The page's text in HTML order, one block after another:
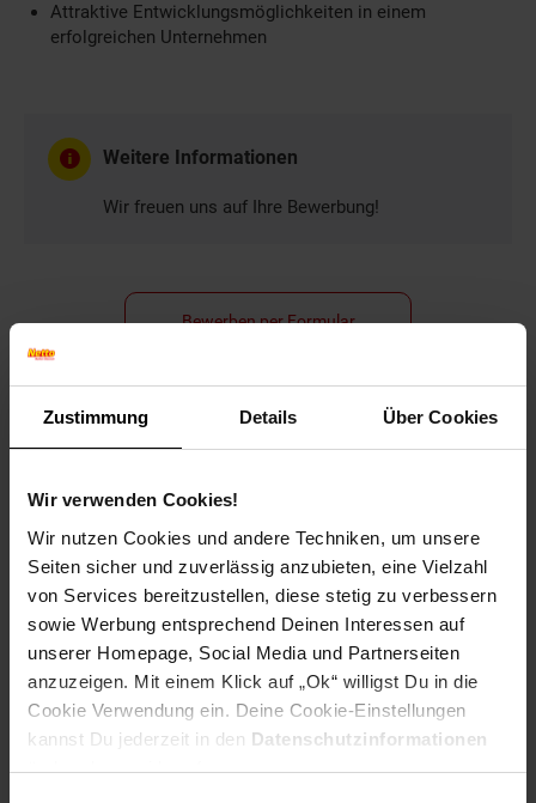
Zustimmung Details Über Cookies
Wir verwenden Cookies!
Wir nutzen Cookies und andere Techniken, um unsere
Seiten sicher und zuverlässig anzubieten, eine Vielzahl
von Services bereitzustellen, diese stetig zu verbessern
sowie Werbung entsprechend Deinen Interessen auf
unserer Homepage, Social Media und Partnerseiten
anzuzeigen. Mit einem Klick auf „Ok“ willigst Du in die
Cookie Verwendung ein. Deine Cookie-Einstellungen
kannst Du jederzeit in den Datenschutzinformationen
ändern bzw. widerrufen.
Attraktive Entwicklungsmöglichkeiten in einem
erfolgreichen Unternehmen
Weitere Informationen
Wir freuen uns auf Ihre Bewerbung!
Bewerben per Formular
Folge uns auf Social Media!
Hinweis: Aus Gründen der leichteren Lesbarkeit verwenden
wir im Textverlauf die männliche Form der Anrede.
Selbstverständlich sind bei Netto Menschen jeder
Geschlechtsidentität willkommen.
Fußzeile